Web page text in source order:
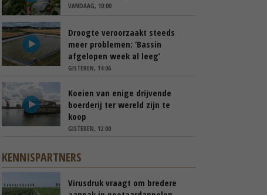
VANDAAG, 10:00
Droogte veroorzaakt steeds
meer problemen: ‘Bassin
afgelopen week al leeg’
GISTEREN, 14:06
Koeien van enige drijvende
boerderij ter wereld zijn te
koop
GISTEREN, 12:00
KENNISPARTNERS
Virusdruk vraagt om bredere